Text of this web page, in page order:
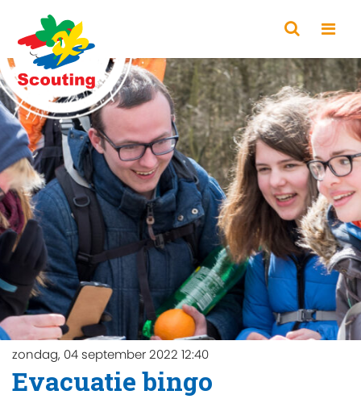
zondag, 04 september 2022 12:40
Evacuatie bingo